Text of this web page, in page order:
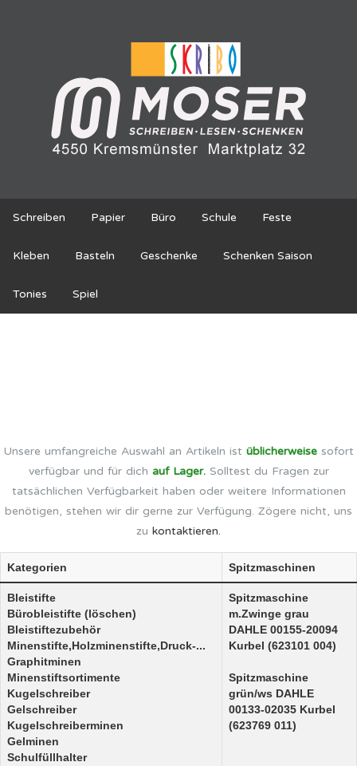
Schreiben Papier Büro Schule Feste
Kleben Basteln Geschenke Schenken Saison
Tonies Spiel
Unsere umfangreiche Auswahl an Artikeln ist üblicherweise sofort
verfügbar und für dich auf Lager.Solltest du Fragen zur
tatsächlichen Verfügbarkeit haben oder weitere Informationen
benötigen, stehen wir dir gerne zur Verfügung. Zögere nicht, uns
zu kontaktieren.
Kategorien Spitzmaschinen
Bleistifte
Bürobleistifte (löschen)
Bleistiftezubehör
Minenstifte,Holzminenstifte,Druck-...
Graphitminen
Minenstiftsortimente
Kugelschreiber
Gelschreiber
Kugelschreiberminen
Gelminen
Schulfüllhalter
Spitzmaschine
m.Zwinge grau
DAHLE 00155-20094
Kurbel (623101 004)
Spitzmaschine
grün/ws DAHLE
00133-02035 Kurbel
(623769 011)